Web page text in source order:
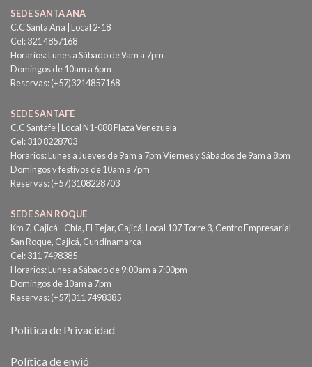
SEDE SANTA ANA
C.C Santa Ana | Local 2-18
Cel: 321 4857168
Horarios: Lunes a Sábado de 9am a 7pm
Domingos de 10am a 6pm
Reservas: (+57)3214857168
SEDE SANTAFÉ
C.C Santafé | Local N1-088 Plaza Venezuela
Cel: 310 8228703
Horarios: Lunes a Jueves de 9am a 7pm Viernes y Sábados de 9am a 8pm
Domingos y festivos de 10am a 7pm
Reservas: (+57)3108228703
SEDE SAN ROQUE
Km 7, Cajicá - Chía, El Tejar, Cajicá, Local 107 Torre 3, Centro Empresarial
San Roque, Cajicá, Cundinamarca
Cel: 311 7498385
Horarios: Lunes a Sábado de 9:00am a 7:00pm
Domingos de 10am a 7pm
Reservas: (+57)311 7498385
Política de Privacidad
Política de envió